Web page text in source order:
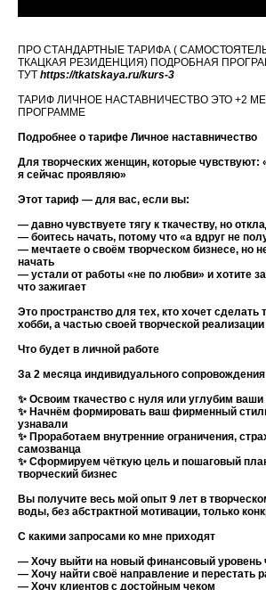
ПРО СТАНДАРТНЫЕ ТАРИФА (
ТКАЦКАЯ РЕЗИДЕНЦИЯ) ПОДРОБНАЯ
ТУТ https://tkatskaya.ru/kurs-3
ТАРИФ ЛИЧНОЕ НАСТАВНИЧЕСТВО ЭТО +2
ПРОГРАММЕ
Подробнее о тарифе Личное наставничество
Для творческих женщин, которые
я сейчас проявляю»
Этот тариф — для вас, если вы:
— давно чувствуете тягу к ткачеству, но
— боитесь начать, потому что «а вдруг не
— мечтаете о своём творческом бизнесе, но
начать
— устали от работы «не по любви» и хотите
что зажигает
Это пространство для тех, кто хочет сделать
хобби, а частью своей творческой
Что будет в личной работе
За 2 месяца индивидуального
✨ Освоим ткачество с нуля или углубим
✨ Начнём формировать ваш фирменный
узнавали
✨ Проработаем внутренние ограничения,
самозванца
✨ Сформируем чёткую цель и пошаговый
творческий бизнес
Вы получите весь мой опыт 9 лет в
воды, без абстрактной мотивации, только
С какими запросами ко мне приходят
— Хочу выйти на новый финансовый уровень
— Хочу найти своё направление и перестать
— Хочу клиентов с достойным чеком